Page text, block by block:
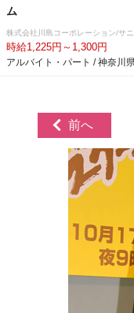
ム
株式会社川島コーポレーション/サ
時給1,225円～1,300円
アルバイト・パート / 神奈川県
前へ